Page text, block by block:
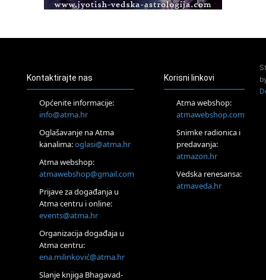
Access BARS®, otpusti stres
Pjesma srca / Zagreb
Tečaj Višeg Vodstva, razvijanja intuicije i Akaša zapisa
Online
Upisi u program Profesionalni hipnoterapeut — nova
Online
Postanite Nositelj Vibracije Nove Zemlje
Visoko
Alemka Dauskardt – Jednodnevna radionica sistemskih
konstelacija
Zagreb
HOD PO ŽERAVICI – Seminar koji mijenja tijelo, duh i um
Kontaktirajte nas
Općenite informacije:
info@atma.hr
Oglašavanje na Atma
kanalima:oglasi@atma.hr
Atma webshop:
atmawebshop@gmail.com
Prijave za događanja u
Atma centru i online:
events@atma.hr
Organizacija događaja u
Atma centru:
ena.milinković@atma.hr
Slanje knjiga Bhagavad-
Korisni linkovi
Atma webshop:
atmawebshop.com
Snimke radionica i
predavanja:
atmazon.hr
Vedska renesansa:
atmaveda.hr